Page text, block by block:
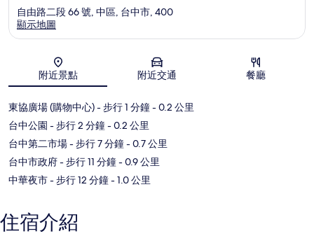
地圖
自由路二段 66 號, 中區, 台中市, 400
顯示地圖
附近景點 附近交通 餐廳
東協廣場 (購物中心)- 步行 1 分鐘- 0.2 公里
台中公園 - 步行 2 分鐘- 0.2 公里
台中第二市場- 步行 7 分鐘- 0.7 公里
台中市政府- 步行 11 分鐘- 0.9 公里
中華夜市- 步行 12 分鐘- 1.0 公里
住宿介紹